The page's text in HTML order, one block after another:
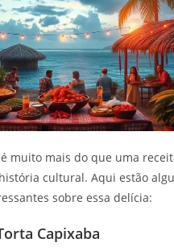
é muito mais do que uma
cultural. Aqui estão
sobre essa delícia:
Capixaba